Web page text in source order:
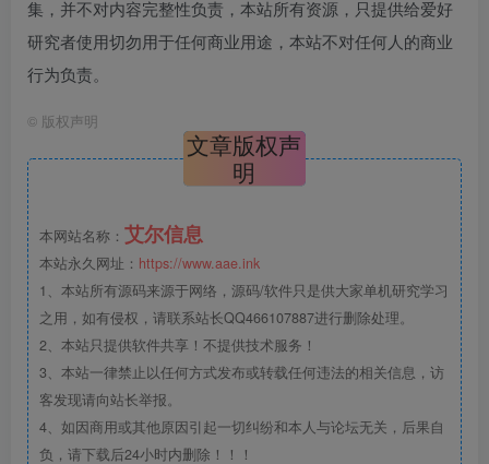
集，并不对内容完整性负责，本站所有资源，只提供给爱好
研究者使用切勿用于任何商业用途，本站不对任何人的商业
行为负责。
© 版权声明
文章版权声
明
本网站名称： 艾尔信息
本站永久网址： https://www.aae.ink
1、本站所有源码来源于网络，源码/软件只是供大家单机研究学习
之用，如有侵权，请联系站长QQ466107887进行删除处理。
2、本站只提供软件共享！不提供技术服务！
3、本站一律禁止以任何方式发布或转载任何违法的相关信息，访
客发现请向站长举报。
4、如因商用或其他原因引起一切纠纷和本人与论坛无关，后果自
负，请下载后24小时内删除！！！